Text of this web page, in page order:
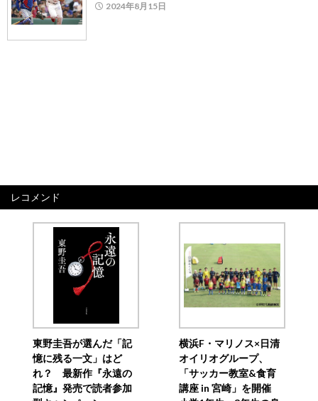
2024年8月15日
レコメンド
東野圭吾が選んだ「記
憶に残る一文」はど
れ？ 最新作『永遠の
記憶』発売で読者参加
横浜F・マリノス×日清
オイリオグループ、
「サッカー教室&食育
講座 in 宮崎」を開催